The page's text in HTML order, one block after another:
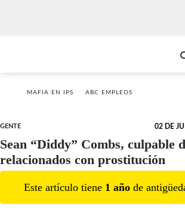
MAFIA EN IPS ABC EMPLEOS
GENTE 02 DE
Sean “Diddy” Combs, culpable
relacionados con prostitución
Este artículo tiene 1 año de